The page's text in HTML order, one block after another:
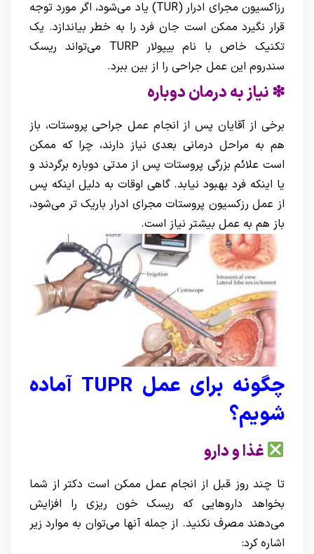
رزاکسیون مجرای ادرار (TUR) یاد می‌شود، اگر مورد توجه
قرار نگیرد ممکن است جان فرد را به خطر بیاندازد. یک
تکنیک خاص با نام بیپولار TURP می‌تواند ریسک
سندروم این عمل جراحی را از بین ببرد.
❇ نیاز به درمان دوباره
برخی از آقایان پس از انجام عمل جراحی پروستات، باز
هم به مراحل درمانی بعدی نیاز دارند، چرا که ممکن
است علائم بزرگی پروستات پس از مدتی دوباره برگردند و
یا اینکه فرد بهبود نیابد. گاهی اوقات به دلیل اینکه پس
از عمل رزکسیون پروستات مجرای ادرار باریک تر می‌شود،
باز هم به عمل بیشتر نیاز است.
چگونه برای عمل TUPR آماده
شویم؟
غذا و دارو
تا چند روز قبل از انجام عمل ممکن است دکتر از شما
بخواهد داروهایی که ریسک خون ریزی را افزایش
می‌دهند مصرف نکنید. از جمله آنها می‌توان به موارد زیر
اشاره کرد: